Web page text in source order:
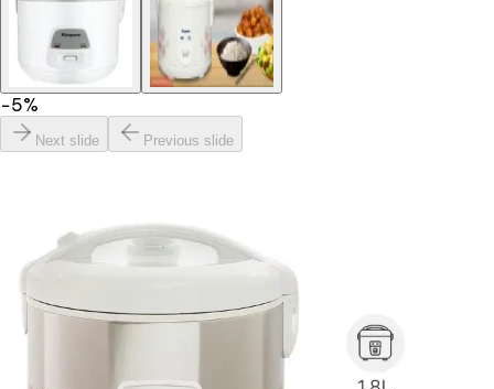
−5%
Next slide Previous slide